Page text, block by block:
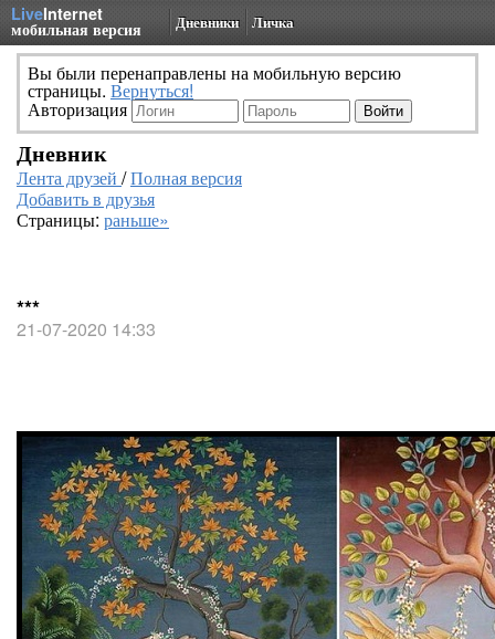
LiveInternet
мобильная версия Дневники Личка
Вы были перенаправлены на мобильную версию
страницы. Вернуться!
Авторизация
Дневник
Лента друзей /Полная версия
Добавить в друзья
Страницы: раньше»
***
21-07-2020 14:33